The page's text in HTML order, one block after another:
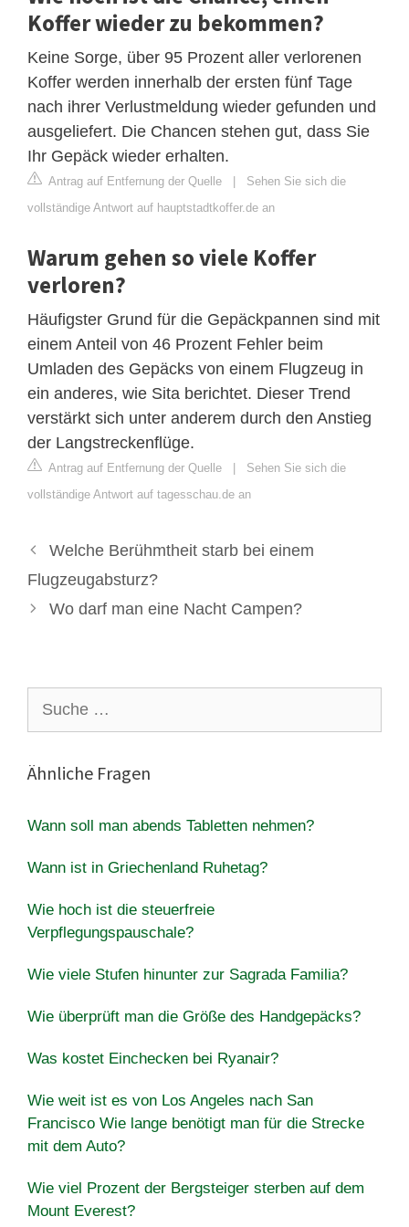
Koffer wieder zu bekommen?
Keine Sorge, über 95 Prozent aller verlorenen
Koffer werden innerhalb der ersten fünf Tage
nach ihrer Verlustmeldung wieder gefunden und
ausgeliefert. Die Chancen stehen gut, dass Sie
Ihr Gepäck wieder erhalten.
Antrag auf Entfernung der Quelle | Sehen Sie sich die
vollständige Antwort auf hauptstadtkoffer.de an
Warum gehen so viele Koffer
verloren?
Häufigster Grund für die Gepäckpannen sind mit
einem Anteil von 46 Prozent Fehler beim
Umladen des Gepäcks von einem Flugzeug in
ein anderes, wie Sita berichtet. Dieser Trend
verstärkt sich unter anderem durch den Anstieg
der Langstreckenflüge.
Antrag auf Entfernung der Quelle | Sehen Sie sich die
vollständige Antwort auf tagesschau.de an
Welche Berühmtheit starb bei einem
Flugzeugabsturz?
Wo darf man eine Nacht Campen?
nach:
Ähnliche Fragen
Wann soll man abends Tabletten nehmen?
Wann ist in Griechenland Ruhetag?
Wie hoch ist die steuerfreie
Verpflegungspauschale?
Wie viele Stufen hinunter zur Sagrada Familia?
Wie überprüft man die Größe des Handgepäcks?
Was kostet Einchecken bei Ryanair?
Wie weit ist es von Los Angeles nach San
Francisco Wie lange benötigt man für die Strecke
mit dem Auto?
Wie viel Prozent der Bergsteiger sterben auf dem
Mount Everest?